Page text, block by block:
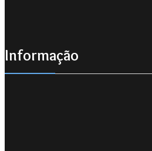
Informação